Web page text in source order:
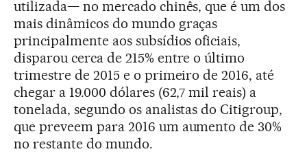
utilizada— no mercado chinês, que é um dos
mais dinâmicos do mundo graças
principalmente aos subsídios oficiais,
disparou cerca de 215% entre o último
trimestre de 2015 e o primeiro de 2016, até
chegar a 19.000 dólares (62,7 mil reais) a
tonelada, segundo os analistas do Citigroup,
que preveem para 2016 um aumento de 30%
no restante do mundo.